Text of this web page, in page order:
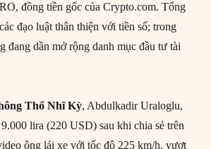
đồng tiền gốc của Crypto.com. Tổng
đạo luật thân thiện với tiền số; trong
đang dần mở rộng danh mục đầu tư tài
Thổ Nhĩ Kỳ, Abdulkadir Uraloglu,
lira (220 USD) sau khi chia sẻ trên
ông lái xe với tốc độ 225 km/h, vượt